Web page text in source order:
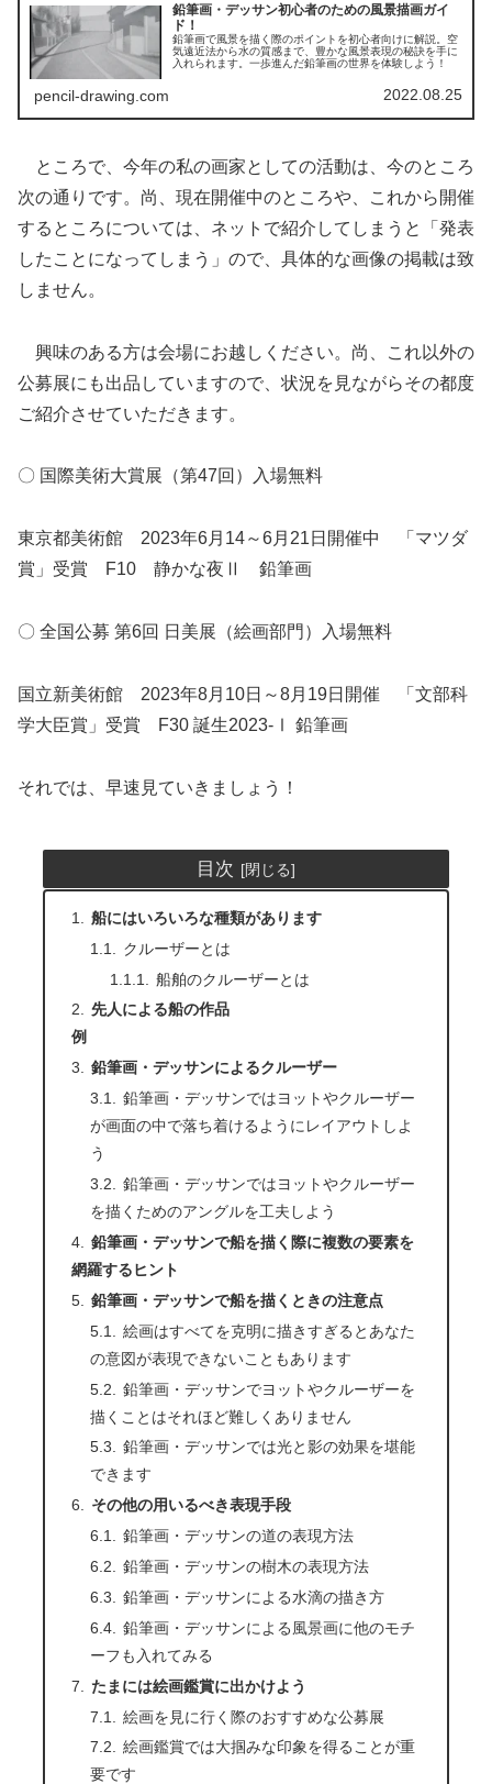
鉛筆画・デッサン初心者のための風景描画ガイ
ド！
鉛筆画で風景を描く際のポイントを初心者向けに解説。空
気遠近法から水の質感まで、豊かな風景表現の秘訣を手に
入れられます。一歩進んだ鉛筆画の世界を体験しよう！
pencil-drawing.com 2022.08.25
ところで、今年の私の画家としての活動は、今のところ
次の通りです。尚、現在開催中のところや、これから開催
するところについては、ネットで紹介してしまうと「発表
したことになってしまう」ので、具体的な画像の掲載は致
しません。
興味のある方は会場にお越しください。尚、これ以外の
公募展にも出品していますので、状況を見ながらその都度
ご紹介させていただきます。
〇 国際美術大賞展（第47回）入場無料
東京都美術館 2023年6月14～6月21日開催中 「マツダ
賞」受賞 F10 静かな夜Ⅱ 鉛筆画
〇 全国公募 第6回 日美展（絵画部門）入場無料
国立新美術館 2023年8月10日～8月19日開催 「文部科
学大臣賞」受賞 F30 誕生2023-Ⅰ 鉛筆画
それでは、早速見ていきましょう！
目次
船にはいろいろな種類があります
クルーザーとは
船舶のクルーザーとは
先人による船の作品
例
鉛筆画・デッサンによるクルーザー
鉛筆画・デッサンではヨットやクルーザー
が画面の中で落ち着けるようにレイアウトしよ
う
鉛筆画・デッサンではヨットやクルーザー
を描くためのアングルを工夫しよう
鉛筆画・デッサンで船を描く際に複数の要素を
網羅するヒント
鉛筆画・デッサンで船を描くときの注意点
絵画はすべてを克明に描きすぎるとあなた
の意図が表現できないこともあります
鉛筆画・デッサンでヨットやクルーザーを
描くことはそれほど難しくありません
鉛筆画・デッサンでは光と影の効果を堪能
できます
その他の用いるべき表現手段
鉛筆画・デッサンの道の表現方法
鉛筆画・デッサンの樹木の表現方法
鉛筆画・デッサンによる水滴の描き方
鉛筆画・デッサンによる風景画に他のモチ
ーフも入れてみる
たまには絵画鑑賞に出かけよう
絵画を見に行く際のおすすめな公募展
絵画鑑賞では大掴みな印象を得ることが重
要です